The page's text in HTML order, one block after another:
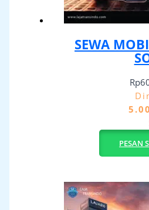
SEWA
Rp
5.00
PESAN